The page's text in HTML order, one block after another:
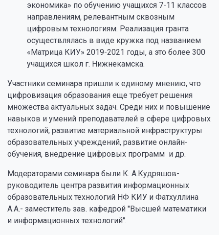
экономика» по обучению учащихся 7-11 классов
направлениям, релевантным сквозным
цифровым технологиям. Реализация гранта
осуществлялась в виде кружка под названием
«Матрица КИУ» 2019-2021 годы, а это более 300
учащихся школ г. Нижнекамска.
Участники семинара пришли к единому мнению, что
цифровизация образования еще требует решения
множества актуальных задач. Среди них и повышение
навыков и умений преподавателей в сфере цифровых
технологий, развитие материальной инфраструктуры
образовательных учреждений, развитие онлайн-
обучения, внедрение цифровых программ и др.
Модераторами семинара были К. А.Кудряшов-
руководитель центра развития информационных
образовательных технологий НФ КИУ и Фатхуллина
А.А.- заместитель зав. кафедрой "Высшей математики
и информационных технологий".